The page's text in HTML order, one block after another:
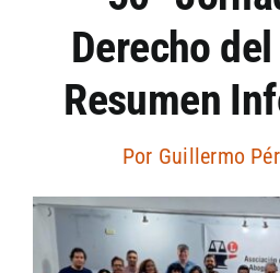
Artículos por autor
Artículos por sección
Derecho
Resumen
Por Guillermo